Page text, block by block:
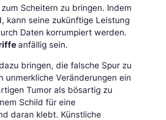
zum Scheitern zu bringen. Indem
kann seine zukünftige Leistung
Daten korrumpiert werden.
anfällig sein.
dazu bringen, die falsche Spur zu
unmerkliche Veränderungen ein
Tumor als bösartig zu
Schild für eine
daran klebt. Künstliche